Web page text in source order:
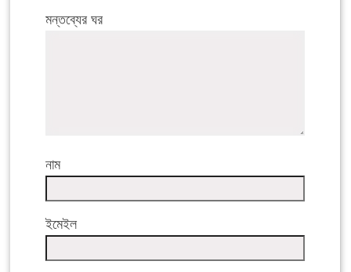
মন্তব্যের ঘর
নাম
ইমেইল